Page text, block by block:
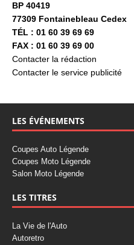
BP 40419
77309 Fontainebleau Cedex
TÉL : 01 60 39 69 69
FAX : 01 60 39 69 00
Contacter la rédaction
Contacter le service publicité
LES ÉVÉNEMENTS
Coupes Auto Légende
Coupes Moto Légende
Salon Moto Légende
LES TITRES
La Vie de l'Auto
Autoretro